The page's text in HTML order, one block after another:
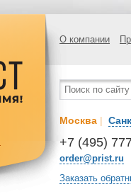
О компании
Москва |
+7 (495)
order@prist.ru
Заказать